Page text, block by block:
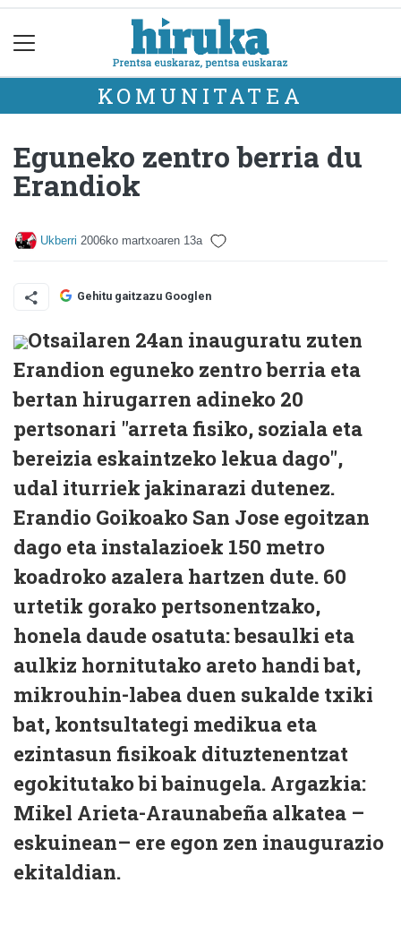
KOMUNITATEA
Eguneko zentro berria du
Erandiok
Ukberri 2006ko martxoaren 13a
Gehitu gaitzazu Googlen
Otsailaren 24an inauguratu zuten
Erandion eguneko zentro berria eta
bertan hirugarren adineko 20
pertsonari "arreta fisiko, soziala eta
bereizia eskaintzeko lekua dago",
udal iturriek jakinarazi dutenez.
Erandio Goikoako San Jose egoitzan
dago eta instalazioek 150 metro
koadroko azalera hartzen dute. 60
urtetik gorako pertsonentzako,
honela daude osatuta: besaulki eta
aulkiz hornitutako areto handi bat,
mikrouhin-labea duen sukalde txiki
bat, kontsultategi medikua eta
ezintasun fisikoak dituztenentzat
egokitutako bi bainugela. Argazkia:
Mikel Arieta-Araunabeña alkatea –
eskuinean– ere egon zen inaugurazio
ekitaldian.